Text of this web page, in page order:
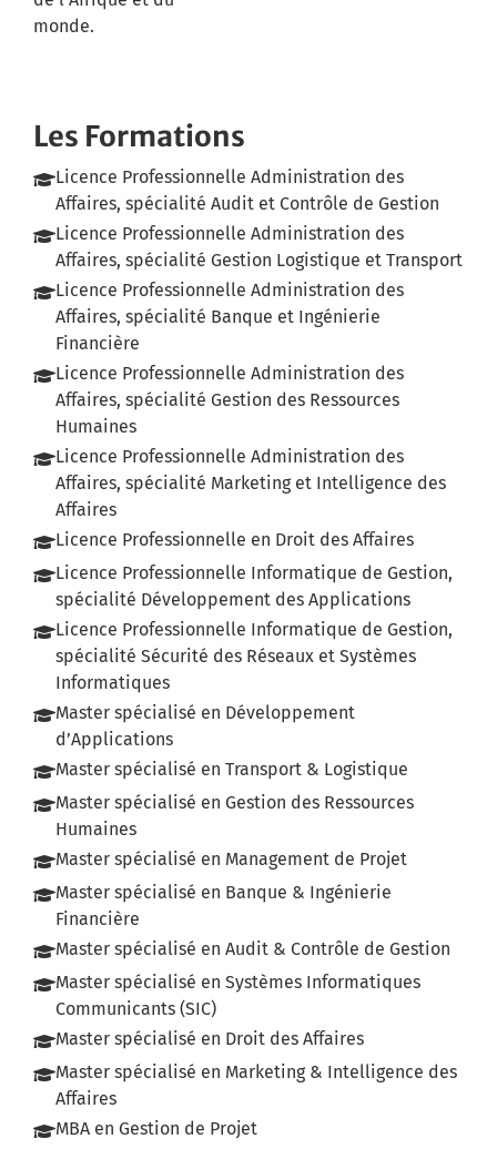
monde.
Les Formations
Licence Professionnelle Administration des
Affaires, spécialité Audit et Contrôle de Gestion
Licence Professionnelle Administration des
Affaires, spécialité Gestion Logistique et Transport
Licence Professionnelle Administration des
Affaires, spécialité Banque et Ingénierie
Financière
Licence Professionnelle Administration des
Affaires, spécialité Gestion des Ressources
Humaines
Licence Professionnelle Administration des
Affaires, spécialité Marketing et Intelligence des
Affaires
Licence Professionnelle en Droit des Affaires
Licence Professionnelle Informatique de Gestion,
spécialité Développement des Applications
Licence Professionnelle Informatique de Gestion,
spécialité Sécurité des Réseaux et Systèmes
Informatiques
Master spécialisé en Développement
d’Applications
Master spécialisé en Transport & Logistique
Master spécialisé en Gestion des Ressources
Humaines
Master spécialisé en Management de Projet
Master spécialisé en Banque & Ingénierie
Financière
Master spécialisé en Audit & Contrôle de Gestion
Master spécialisé en Systèmes Informatiques
Communicants (SIC)
Master spécialisé en Droit des Affaires
Master spécialisé en Marketing & Intelligence des
Affaires
MBA en Gestion de Projet